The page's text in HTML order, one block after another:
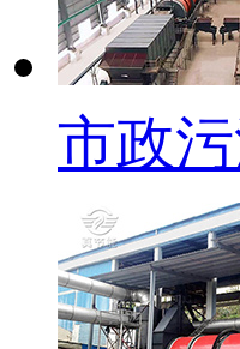
市政